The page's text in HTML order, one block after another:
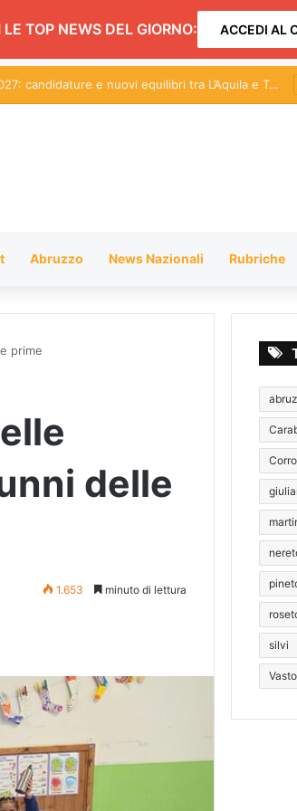
TOP NEWS DEL GIORNO: ACCEDI AL
nella zona centrale del lungomare
Abruzzo News Nazionali Rubriche
prime
delle
1.653 minuto di lettura
silvi
Vasto